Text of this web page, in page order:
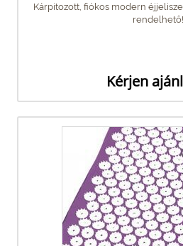
Kárpitozott, fiókos modern
rendelhető!
Kérjen